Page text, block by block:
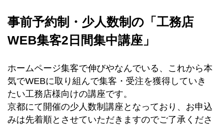
事前予約制・少人数制の「工務店
WEB集客2日間集中講座」
ホームページ集客で伸びやなんでいる、これから本
気でWEBに取り組んで集客・受注を獲得していき
たい工務店様向けの講座です。
京都にて開催の少人数制講座となっており、お申込
みは先着順とさせていただきますのでご了承くださ